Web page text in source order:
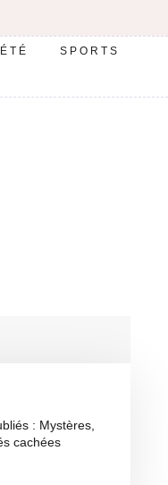
SPORTS
: Mystères,
cachées